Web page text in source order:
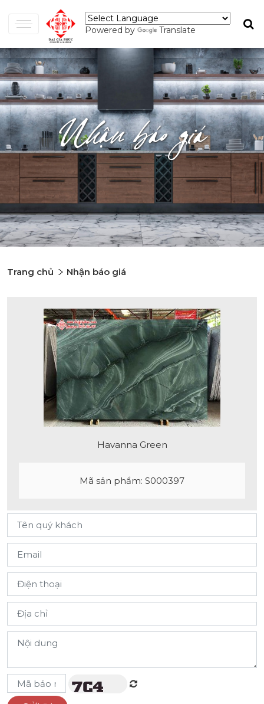
Powered by Translate
Nhận báo giá
Trang chủ Nhận báo giá
Havanna Green
Mã sản phẩm: S000397